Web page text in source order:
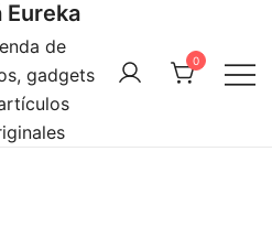
Eureka
de
gadgets
0